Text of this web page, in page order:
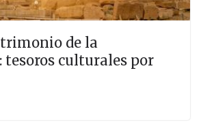
de la
tesoros culturales por